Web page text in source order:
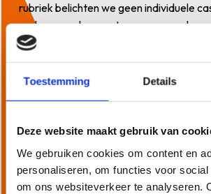
Toestemming Details
Deze website maakt gebruik van
We gebruiken cookies om content en
personaliseren, om functies voor
om ons websiteverkeer te analyseren.
rubriek belichten we geen individuele
algemene leerpunten over oorzaken
klachten. Zo maken we ruimte voor
de dagelijkse praktijk.